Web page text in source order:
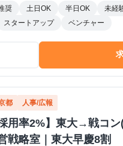
奨 土日OK 半日OK 未経
スタートアップ ベンチャー
都 人事/広報
採用率2%】東大→戦コ
戦略室｜東大早慶8割